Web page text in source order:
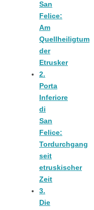
San
Felice:
Am
Quellheiligtum
der
Etrusker
2.
Porta
Inferiore
di
San
Felice:
Tordurchgang
seit
etruskischer
Zeit
3.
Die